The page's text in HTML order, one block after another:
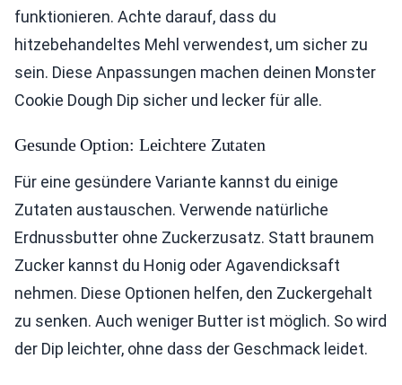
funktionieren. Achte darauf, dass du
hitzebehandeltes Mehl verwendest, um sicher zu
sein. Diese Anpassungen machen deinen Monster
Cookie Dough Dip sicher und lecker für alle.
Gesunde Option: Leichtere Zutaten
Für eine gesündere Variante kannst du einige
Zutaten austauschen. Verwende natürliche
Erdnussbutter ohne Zuckerzusatz. Statt braunem
Zucker kannst du Honig oder Agavendicksaft
nehmen. Diese Optionen helfen, den Zuckergehalt
zu senken. Auch weniger Butter ist möglich. So wird
der Dip leichter, ohne dass der Geschmack leidet.